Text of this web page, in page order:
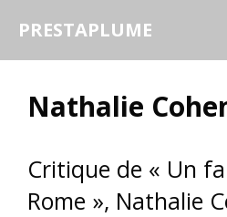
PRESTAPLUME
Nathalie
Critique de « Un
Rome », Nathalie